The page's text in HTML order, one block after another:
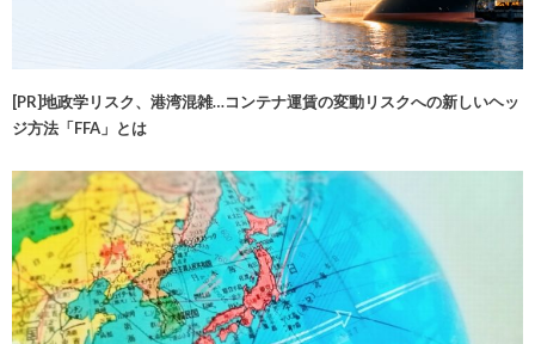
[PR]地政学リスク、港湾混雑…コンテナ運賃の変動リスクへの新しいヘッ
ジ方法「FFA」とは